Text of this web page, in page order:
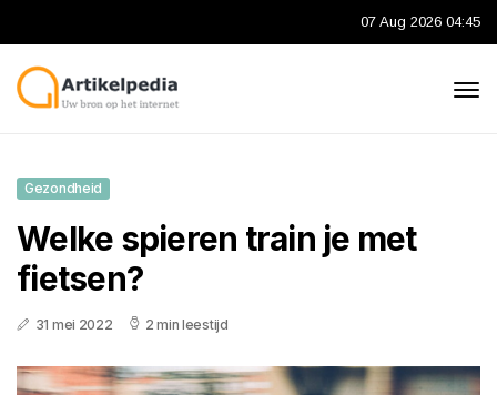
07 Aug 2026 04:45
Gezondheid
Welke spieren train je met
fietsen?
31 mei 2022 2 min leestijd